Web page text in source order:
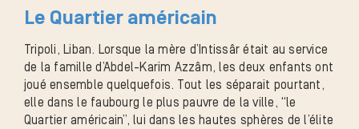
Le Quartier américain
Tripoli, Liban. Lorsque la mère d’Intissâr était au service
de la famille d’Abdel-Karim Azzâm, les deux enfants ont
joué ensemble quelquefois. Tout les séparait pourtant,
elle dans le faubourg le plus pauvre de la ville, “le
Quartier américain”, lui dans les hautes sphères de l’élite